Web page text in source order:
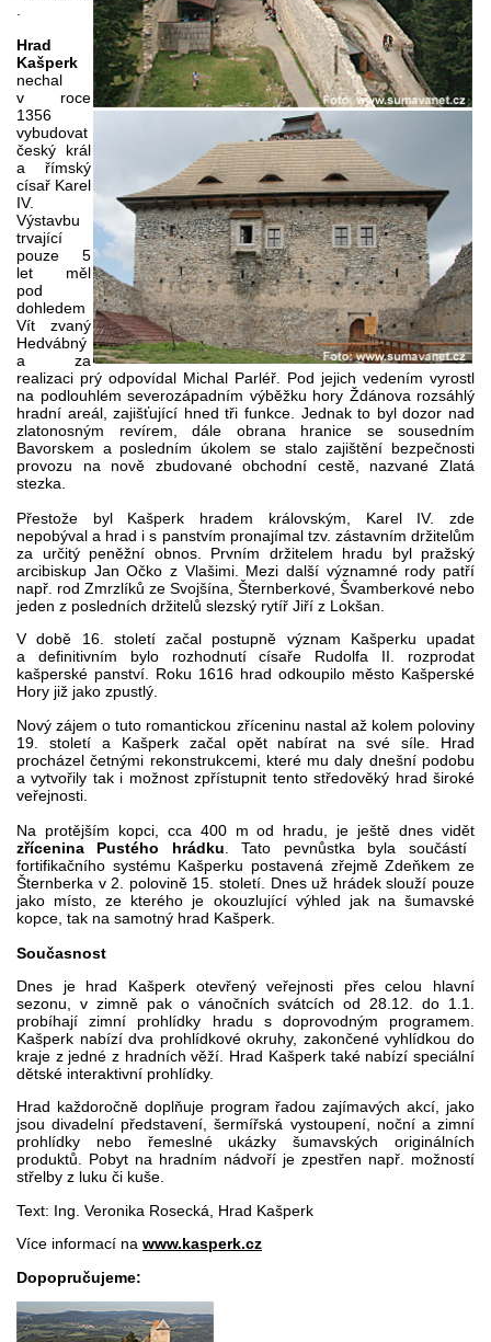
Hrad
Kašperk
nechal
v roce
1356
vybudovat
český král
a římský
císař Karel
IV.
Výstavbu
trvající
pouze 5
let měl
pod
dohledem
Vít zvaný
Hedvábný
a za
realizaci prý odpovídal Michal Parléř. Pod jejich vedením vyrostl
na podlouhlém severozápadním výběžku hory Ždánova rozsáhlý
hradní areál, zajišťující hned tři funkce. Jednak to byl dozor nad
zlatonosným revírem, dále obrana hranice se sousedním
Bavorskem a posledním úkolem se stalo zajištění bezpečnosti
provozu na nově zbudované obchodní cestě, nazvané Zlatá
stezka.
Přestože byl Kašperk hradem královským, Karel IV. zde
nepobýval a hrad i s panstvím pronajímal tzv. zástavním držitelům
za určitý peněžní obnos. Prvním držitelem hradu byl pražský
arcibiskup Jan Očko z Vlašimi. Mezi další významné rody patří
např. rod Zmrzlíků ze Svojšína, Šternberkové, Švamberkové nebo
jeden z posledních držitelů slezský rytíř Jiří z Lokšan.
V době 16. století začal postupně význam Kašperku upadat
a definitivním bylo rozhodnutí císaře Rudolfa II. rozprodat
kašperské panství. Roku 1616 hrad odkoupilo město Kašperské
Hory již jako zpustlý.
Nový zájem o tuto romantickou zříceninu nastal až kolem poloviny
19. století a Kašperk začal opět nabírat na své síle. Hrad
procházel četnými rekonstrukcemi, které mu daly dnešní podobu
a vytvořily tak i možnost zpřístupnit tento středověký hrad široké
veřejnosti.
Na protějším kopci, cca 400 m od hradu, je ještě dnes vidět
zřícenina Pustého hrádku . Tato pevnůstka byla součástí
fortifikačního systému Kašperku postavená zřejmě Zdeňkem ze
Šternberka v 2. polovině 15. století. Dnes už hrádek slouží pouze
jako místo, ze kterého je okouzlující výhled jak na šumavské
kopce, tak na samotný hrad Kašperk.
Současnost
Dnes je hrad Kašperk otevřený veřejnosti přes celou hlavní
sezonu, v zimně pak o vánočních svátcích od 28.12. do 1.1.
probíhají zimní prohlídky hradu s doprovodným programem.
Kašperk nabízí dva prohlídkové okruhy, zakončené vyhlídkou do
kraje z jedné z hradních věží. Hrad Kašperk také nabízí speciální
dětské interaktivní prohlídky.
Hrad každoročně doplňuje program řadou zajímavých akcí, jako
jsou divadelní představení, šermířská vystoupení, noční a zimní
prohlídky nebo řemeslné ukázky šumavských originálních
produktů. Pobyt na hradním nádvoří je zpestřen např. možností
střelby z luku či kuše.
Text: Ing. Veronika Rosecká, Hrad Kašperk
Více informací na www.kasperk.cz
Dopopručujeme: